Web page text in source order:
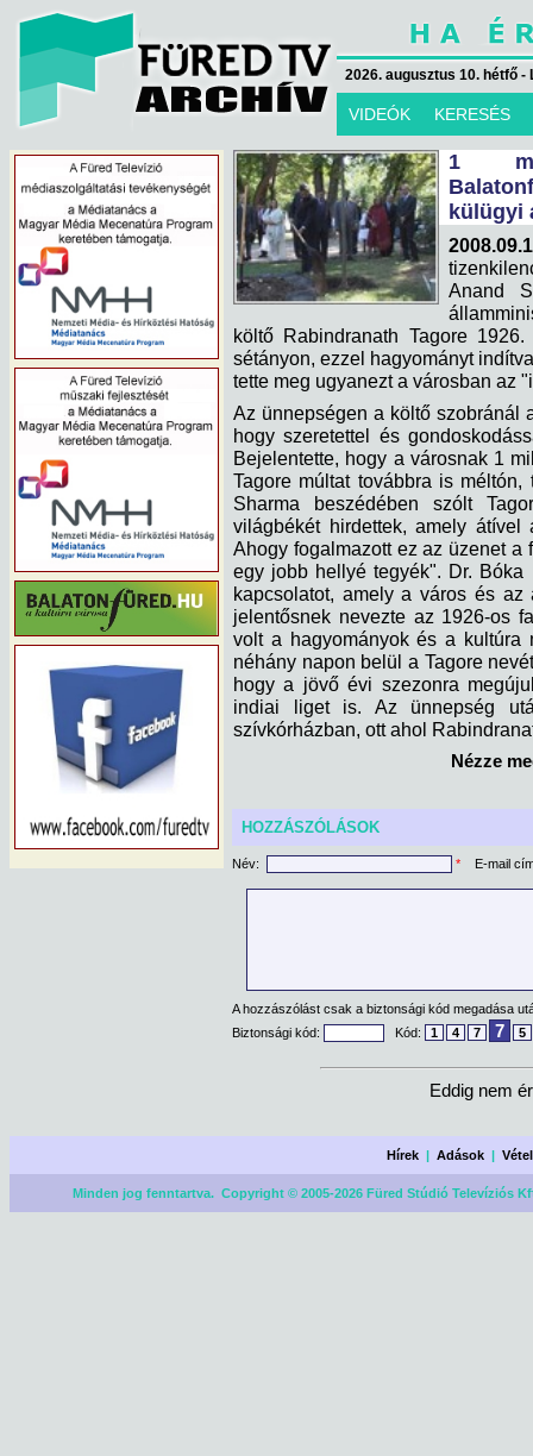
2026. augusztus 10. hétfő -
VIDEÓK KERESÉS
1
külügyi
Anand
költő Rabindranath Tagore
sétányon, ezzel hagyományt
tette meg ugyanezt a városban az
Az ünnepségen a költő szobránál
hogy szeretettel és
Bejelentette, hogy a városnak 1
Tagore múltat továbbra is
Sharma beszédében szólt
világbékét hirdettek, amely átível
Ahogy fogalmazott ez az üzenet
egy jobb hellyé tegyék". Dr. Bóka
kapcsolatot, amely a város és
jelentősnek nevezte az 1926-os
volt a hagyományok és a kultúra
néhány napon belül a Tagore
hogy a jövő évi szezonra
indiai liget is. Az ünnepség
szívkórházban, ott ahol
Nézze
HOZZÁSZÓLÁSOK
Név: * E-mail
A hozzászólást csak a biztonsági kód megadása
Biztonsági kód:
Kód: 1 4 7 7 5
Eddig nem
Hírek |Adások |
Minden jog fenntartva. Copyright © 2005-2026 Füred Stúdió Televíziós